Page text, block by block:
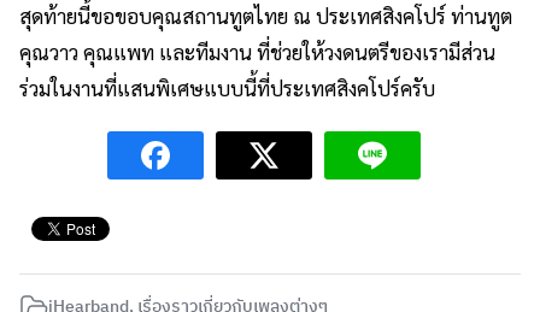
สุดท้ายนี้ขอขอบคุณสถานทูตไทย ณ ประเทศสิงคโปร์ ท่านทูต
คุณวาว คุณแพท และทีมงาน ที่ช่วยให้วงดนตรีของเรามีส่วน
ร่วมในงานที่แสนพิเศษแบบนี้ที่ประเทศสิงคโปร์ครับ